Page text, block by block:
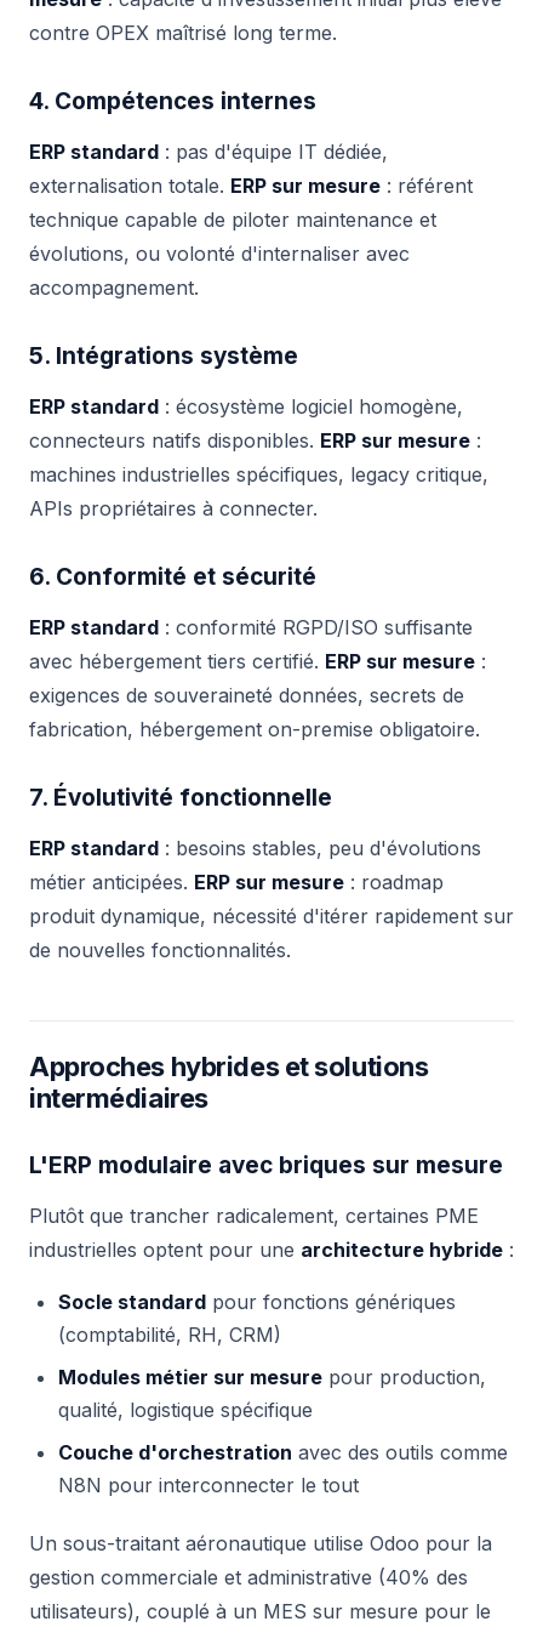
contre OPEX maîtrisé long terme.
4. Compétences internes
ERP standard : pas d'équipe IT dédiée,
externalisation totale. ERP sur mesure : référent
technique capable de piloter maintenance et
évolutions, ou volonté d'internaliser avec
accompagnement.
5. Intégrations système
ERP standard : écosystème logiciel homogène,
connecteurs natifs disponibles. ERP sur mesure :
machines industrielles spécifiques, legacy critique,
APIs propriétaires à connecter.
6. Conformité et sécurité
ERP standard : conformité RGPD/ISO suffisante
avec hébergement tiers certifié. ERP sur mesure :
exigences de souveraineté données, secrets de
fabrication, hébergement on-premise obligatoire.
7. Évolutivité fonctionnelle
ERP standard : besoins stables, peu d'évolutions
métier anticipées. ERP sur mesure : roadmap
produit dynamique, nécessité d'itérer rapidement sur
de nouvelles fonctionnalités.
Approches hybrides et solutions
intermédiaires
L'ERP modulaire avec briques sur mesure
Plutôt que trancher radicalement, certaines PME
industrielles optent pour une architecture hybride :
Socle standard pour fonctions génériques
(comptabilité, RH, CRM)
Modules métier sur mesure pour production,
qualité, logistique spécifique
Couche d'orchestration avec des outils comme
N8N pour interconnecter le tout
Un sous-traitant aéronautique utilise Odoo pour la
gestion commerciale et administrative (40% des
utilisateurs), couplé à un MES sur mesure pour le